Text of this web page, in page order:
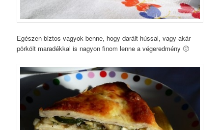
Egészen biztos vagyok benne, hogy darált hússal, vagy akár
pörkölt maradékkal is nagyon finom lenne a végeredmény 🙂